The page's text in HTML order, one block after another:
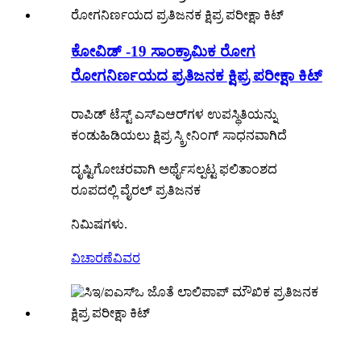
ಕೋವಿಡ್ -19 ಸಾಂಕ್ರಾಮಿಕ ರೋಗ
ರೋಗನಿರ್ಣಯದ ಪ್ರತಿಜನಕ ಕ್ಷಿಪ್ರ ಪರೀಕ್ಷಾ ಕಿಟ್
ರಾಪಿಡ್ ಟೆಸ್ಟ್ ಎಸ್‌ಎಆರ್‌ಗಳ ಉಪಸ್ಥಿತಿಯನ್ನು
ಕಂಡುಹಿಡಿಯಲು ಕ್ಷಿಪ್ರ ಸ್ಕ್ರೀನಿಂಗ್ ಸಾಧನವಾಗಿದೆ
ದೃಷ್ಟಿಗೋಚರವಾಗಿ ಅರ್ಥೈಸಲ್ಪಟ್ಟ ಫಲಿತಾಂಶದ
ರೂಪದಲ್ಲಿ ವೈರಲ್ ಪ್ರತಿಜನಕ
ನಿಮಿಷಗಳು.
ವಿಚಾರಣೆವಿವರ